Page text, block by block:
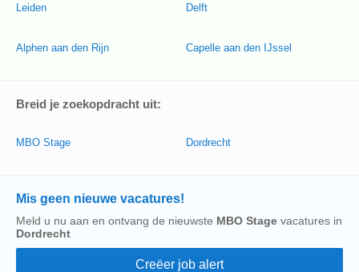
Leiden
Alphen aan den Rijn
Delft
Capelle aan den IJssel
Breid je zoekopdracht uit:
MBO Stage Dordrecht
Mis geen nieuwe vacatures!
Meld u nu aan en ontvang de nieuwste MBO Stage vacatures in
Dordrecht